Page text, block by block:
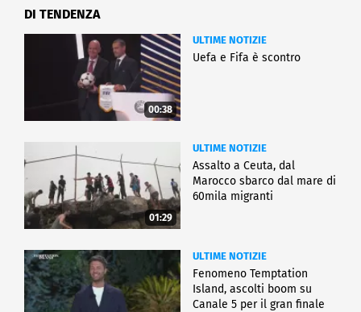
DI TENDENZA
00:38
ULTIME NOTIZIE
Uefa e Fifa è scontro
01:29
ULTIME NOTIZIE
Assalto a Ceuta, dal
Marocco sbarco dal mare di
60mila migranti
ULTIME NOTIZIE
Fenomeno Temptation
Island, ascolti boom su
Canale 5 per il gran finale